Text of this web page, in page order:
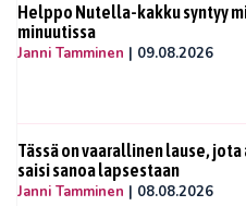
Helppo Nutella-kakku syntyy
minuutissa
Janni Tamminen | 09.08.2026
Tässä on vaarallinen lause,
saisi sanoa lapsestaan
Janni Tamminen | 08.08.2026